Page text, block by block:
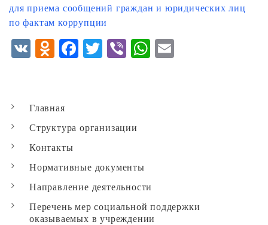
для приема сообщений граждан и юридических лиц
по фактам коррупции
V O
o
kl
as
sn
ik
i
F
o
T V W
Главная
Структура организации
Контакты
Нормативные документы
Направление деятельности
Перечень мер социальной поддержки
оказываемых в учреждении